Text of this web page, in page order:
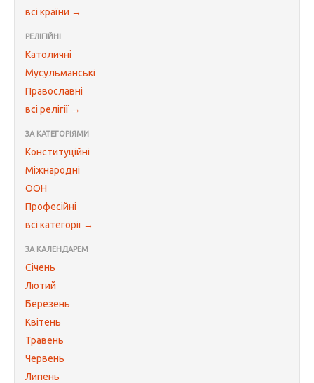
всі країни →
РЕЛІГІЙНІ
Католичні
Мусульманські
Православні
всі релігії →
ЗА КАТЕГОРІЯМИ
Конституційні
Міжнародні
ООН
Професійні
всі категорії →
ЗА КАЛЕНДАРЕМ
Січень
Лютий
Березень
Квітень
Травень
Червень
Липень